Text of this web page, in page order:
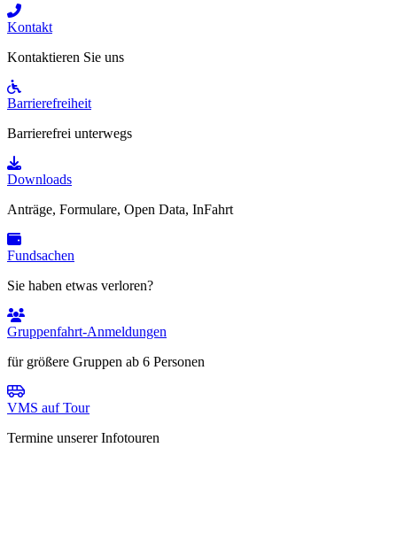
Kontakt
Kontaktieren Sie uns
Barrierefreiheit
Barrierefrei unterwegs
Downloads
Anträge, Formulare, Open Data, InFahrt
Fundsachen
Sie haben etwas verloren?
Gruppenfahrt-Anmeldungen
für größere Gruppen ab 6 Personen
VMS auf Tour
Termine unserer Infotouren